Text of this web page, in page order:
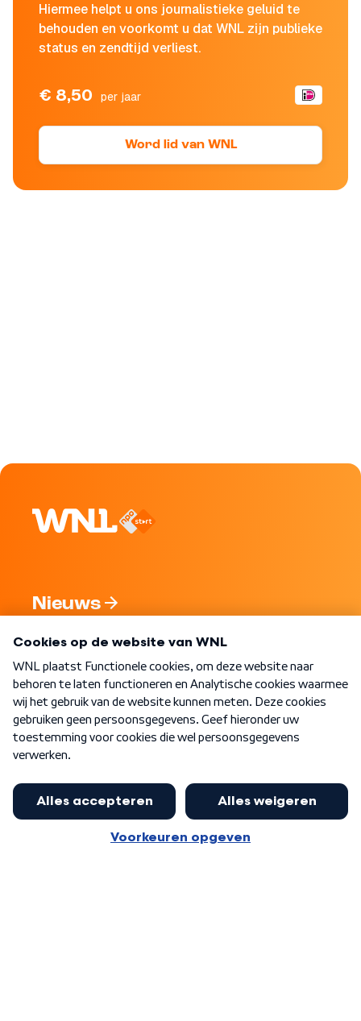
Hiermee helpt u ons journalistieke geluid te
behouden en voorkomt u dat WNL zijn publieke
status en zendtijd verliest.
€ 8,50 per jaar
Word lid van WNL
Nieuws
Nieuwsbrief
Word Lid